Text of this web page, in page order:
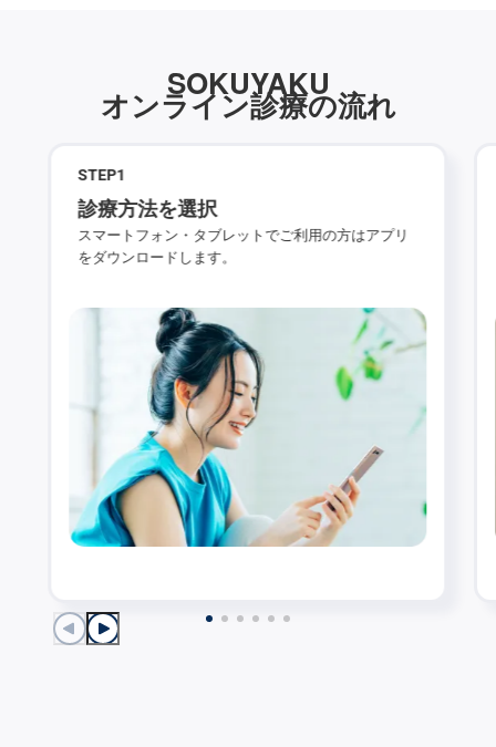
SOKUYAKU
オンライン診療の流れ
STEP1
診療方法を選択
スマートフォン・タブレットでご利用の方はアプリ
をダウンロードします。